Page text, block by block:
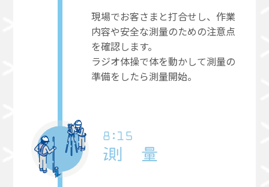
現場でお客さまと打合せし、作業
内容や安全な測量のための注意点
を確認します。
ラジオ体操で体を動かして測量の
準備をしたら測量開始。